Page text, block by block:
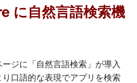
に自然言語検索機
ジに「自然言語検索」が導入
口語的な表現でアプリを検索